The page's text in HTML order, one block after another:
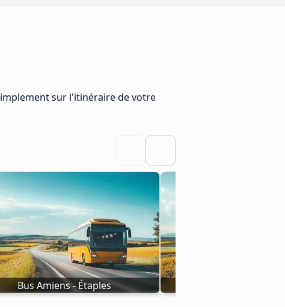
sur l'itinéraire de votre
Bus Amiens - Étaples